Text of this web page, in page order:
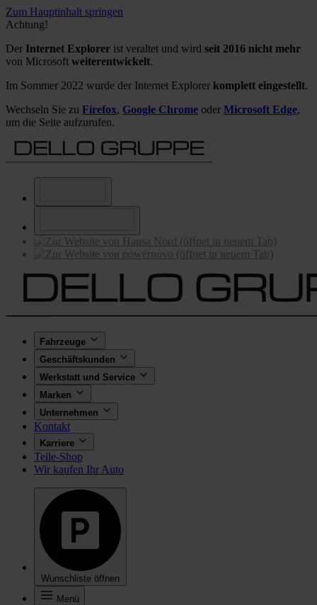
Zum Hauptinhalt springen
Achtung!
Der Internet Explorer ist veraltet und wird seit 2016 nicht mehr
von Microsoft weiterentwickelt.
Im Sommer 2022 wurde der Internet Explorer komplett eingestellt.
Wechseln Sie zu Firefox, Google Chrome oder Microsoft Edge,
um die Seite aufzurufen.
Fahrzeuge
Geschäftskunden
Werkstatt und Service
Marken
Unternehmen
Kontakt
Karriere
Teile-Shop
Wir kaufen Ihr Auto
Wunschliste öffnen
Menü